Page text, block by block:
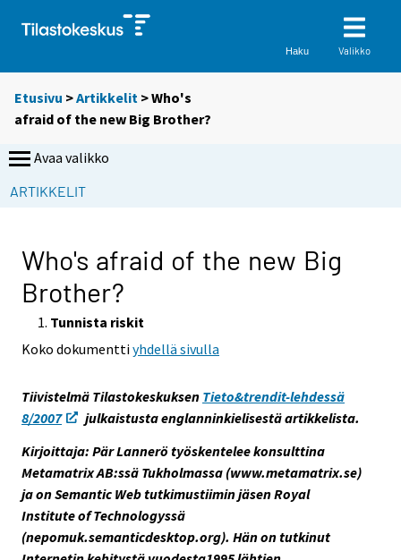
Haku Valikko
Etusivu >Artikkelit > Who's
afraid of the new Big Brother?
Avaa valikko
ARTIKKELIT
Who's afraid of the new Big
Brother?
Tunnista riskit
Koko dokumenttiyhdellä sivulla
Tiivistelmä Tilastokeskuksen Tieto&trendit-lehdessä
8/2007
julkaistusta englanninkielisestä artikkelista.
Kirjoittaja: Pär Lannerö työskentelee konsulttina
Metamatrix AB:ssä Tukholmassa (www.metamatrix.se)
ja on Semantic Web tutkimustiimin jäsen Royal
Institute of Technologyssä
(nepomuk.semanticdesktop.org). Hän on tutkinut